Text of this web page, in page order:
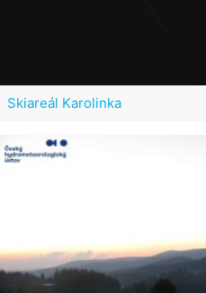
Skiareál Karolinka